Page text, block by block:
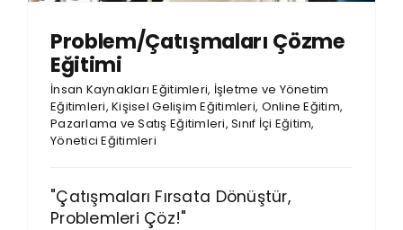
Problem/Çatışmaları Çözme
Eğitimi
İnsan Kaynakları Eğitimleri, İşletme ve Yönetim
Eğitimleri,Kişisel Gelişim Eğitimleri, Online Eğitim,
Pazarlama ve Satış Eğitimleri,Sınıf İçi Eğitim,
Yönetici Eğitimleri
"Çatışmaları Fırsata Dönüştür,
Problemleri Çöz!"